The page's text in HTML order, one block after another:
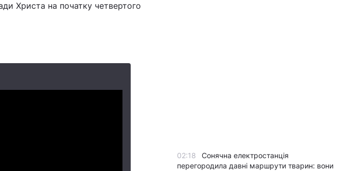
Христа на початку четвертого
02:18
Сонячна електростанція
перегородила давні маршрути тварин: вони